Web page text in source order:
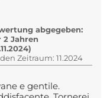
abgegeben:
2 Jahren
Zeitraum: 11.2024
e gentile.